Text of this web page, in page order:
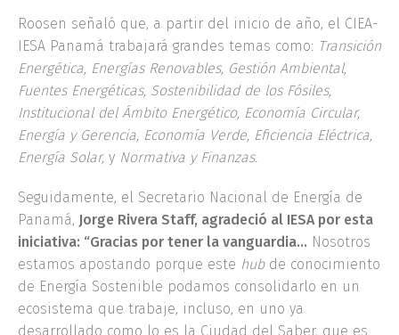
Roosen señaló que, a partir del inicio de año, el CIEA-
IESA Panamá trabajará grandes temas como: Transición
Energética, Energías Renovables, Gestión Ambiental,
Fuentes Energéticas, Sostenibilidad de los Fósiles,
Institucional del Ámbito Energético, Economía Circular,
Energía y Gerencia, Economía Verde, Eficiencia Eléctrica,
Energía Solar, y Normativa y Finanzas.
Seguidamente, el Secretario Nacional de Energía de
Panamá, Jorge Rivera Staff, agradeció al IESA por esta
iniciativa: “Gracias por tener la vanguardia… Nosotros
estamos apostando porque este hubde conocimiento
de Energía Sostenible podamos consolidarlo en un
ecosistema que trabaje, incluso, en uno ya
desarrollado como lo es la Ciudad del Saber, que es